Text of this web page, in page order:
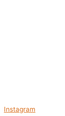
Instagram